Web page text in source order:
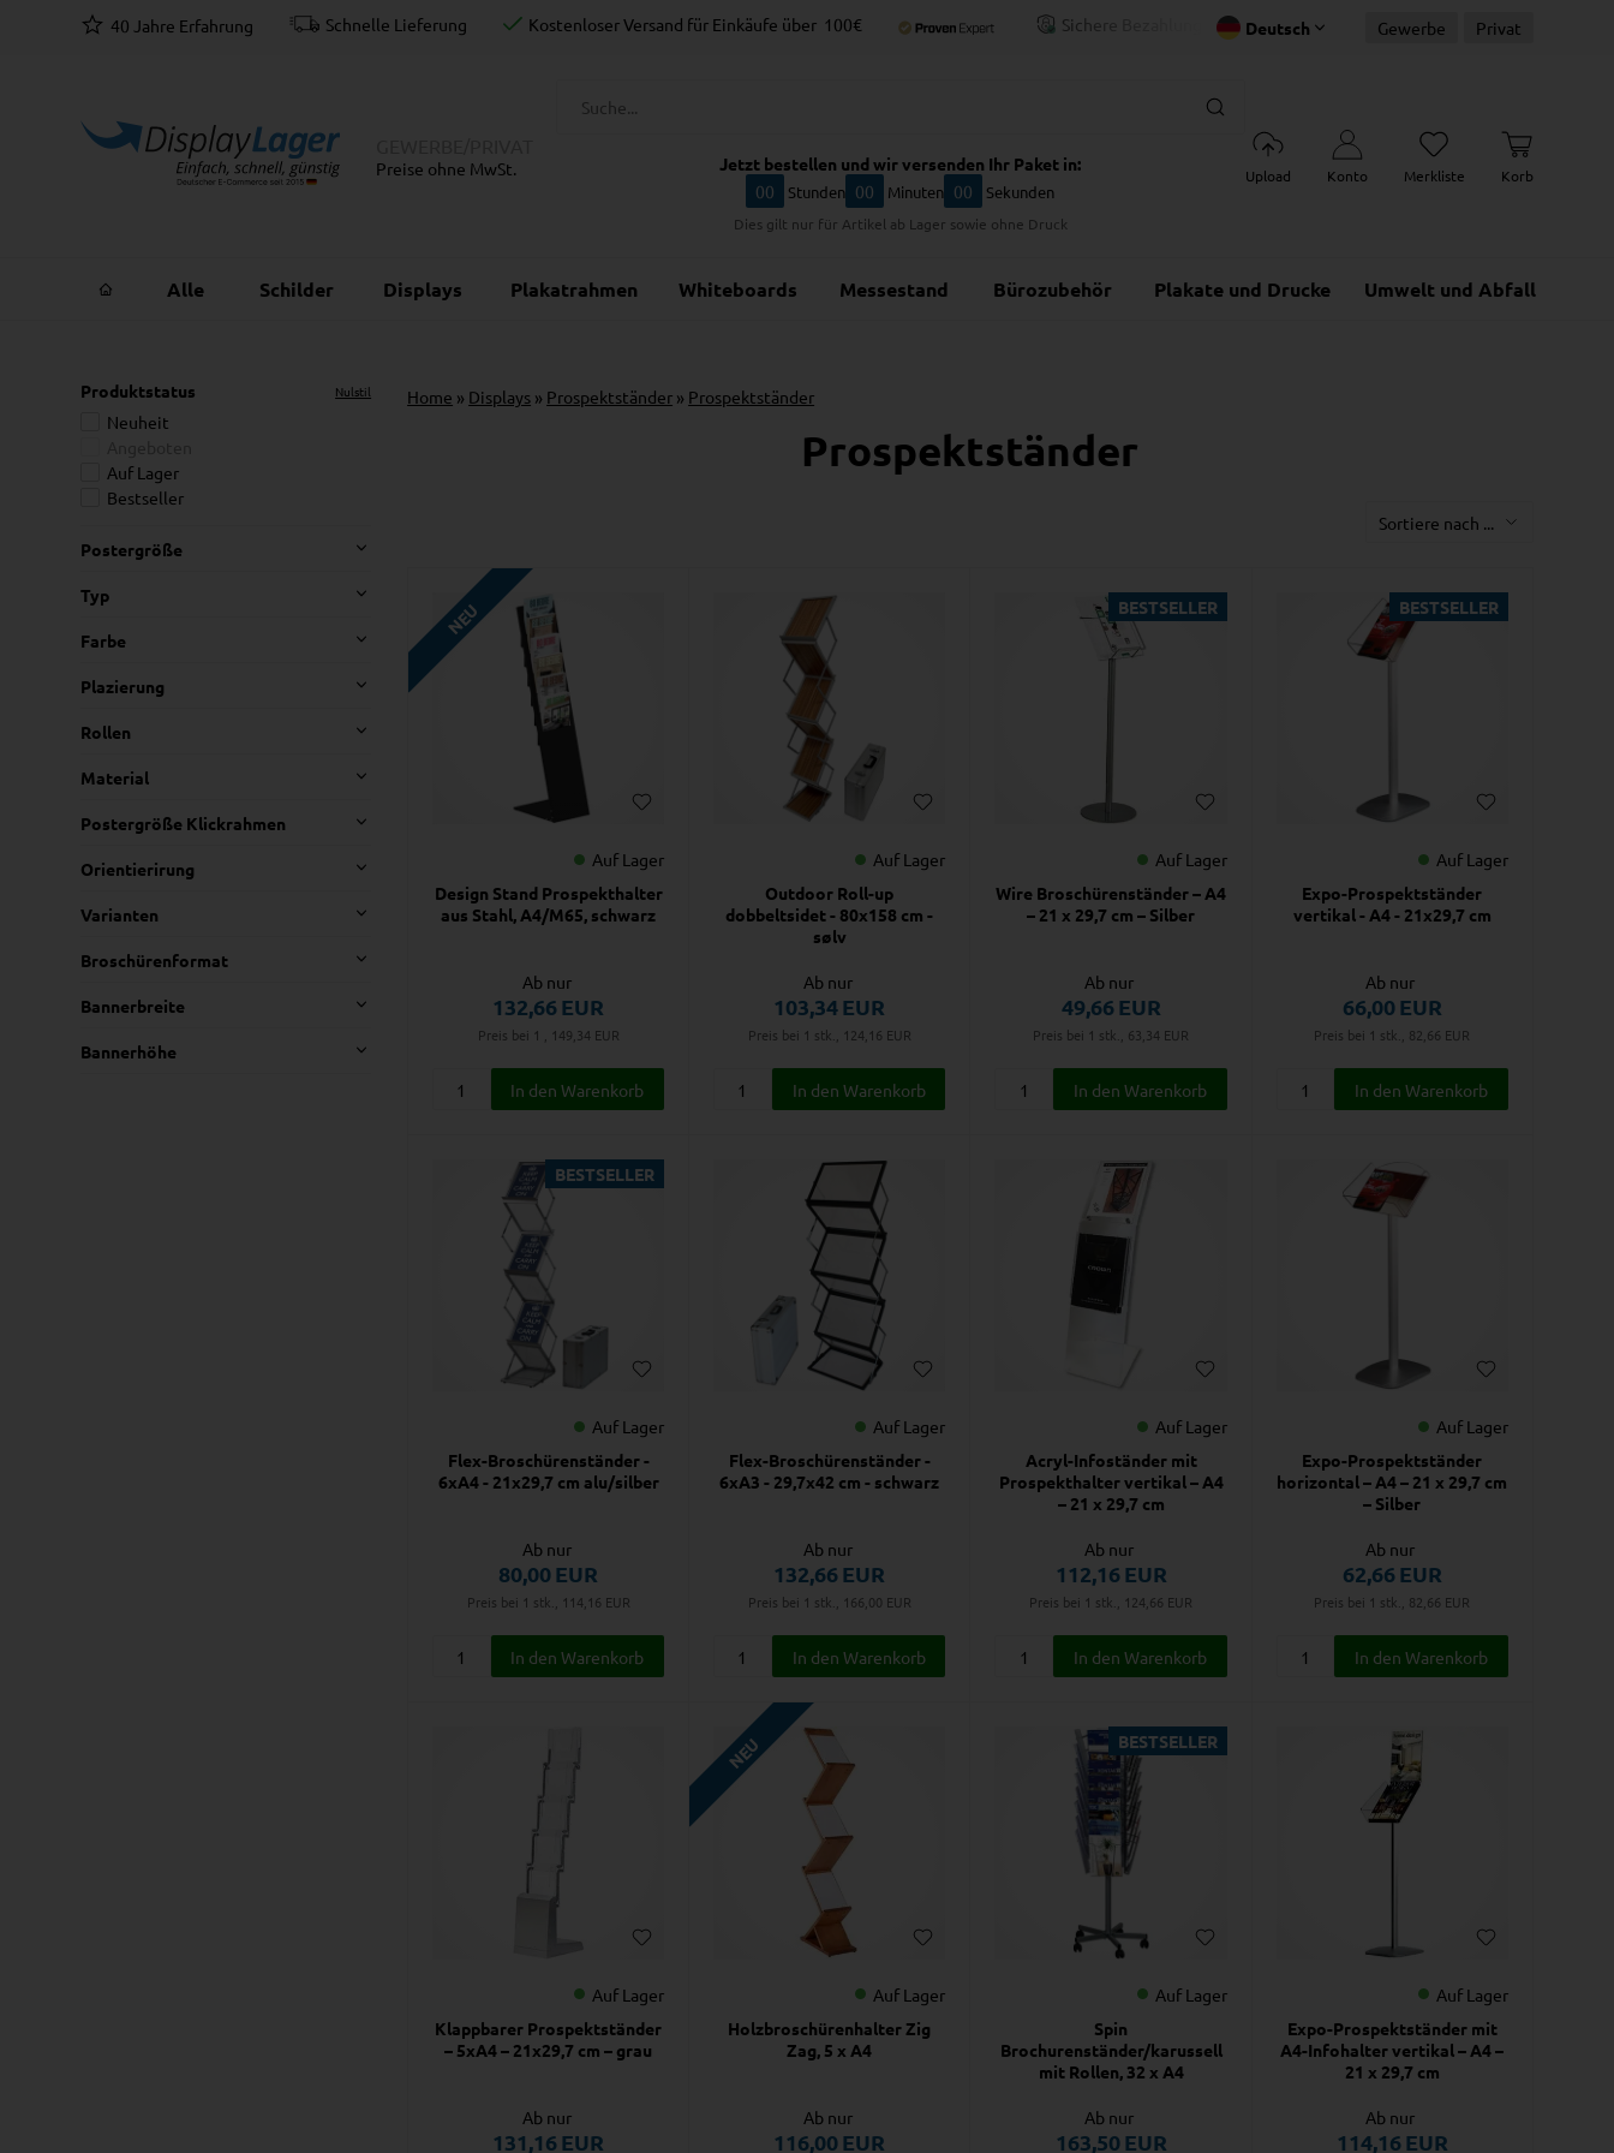
40 Jahre Erfahrung Schnelle Lieferung Kostenloser Versand für Einkäufe über 100€ Sichere Bezahlung 40 Jahre Erfahrung Schnelle
Deutsch Gewerbe Privat
Preise ohne MwSt.
Jetzt bestellen und wir versenden Ihr Paket in:
00
Stunden 00 Minuten 00 Sekunden
Dies gilt nur für Artikel ab Lager sowie ohne Druck
Upload Konto Merkliste Korb
Alle Schilder Displays Plakatrahmen Whiteboards Messestand Bürozubehör Plakate und Drucke Umwelt und Abfall
Produktstatus Nulstil
Neuheit
Auf Lager
Bestseller
Postergröße
Typ
Farbe
Plazierung
Rollen
Material
Postergröße Klickrahmen
Orientierirung
Varianten
Broschürenformat
Bannerbreite
Bannerhöhe
Home » Displays » Prospektständer » Prospektständer
Prospektständer
NEU
Auf Lager
Design Stand Prospekthalter
aus Stahl, A4/M65, schwarz
Ab nur
132,66EUR
Preis bei 1 , 149,34 EUR
Auf Lager
Outdoor Roll-up
dobbeltsidet - 80x158 cm -
sølv
Ab nur
103,34EUR
Preis bei 1 stk., 124,16 EUR
BESTSELLER
Auf Lager
Wire Broschürenständer – A4
– 21 x 29,7 cm – Silber
Ab nur
49,66EUR
Preis bei 1 stk., 63,34 EUR
BESTSELLER
Auf Lager
Expo-Prospektständer
vertikal - A4 - 21x29,7 cm
Ab nur
66,00EUR
Preis bei 1 stk., 82,66 EUR
BESTSELLER
Auf Lager
Flex-Broschürenständer -
6xA4 - 21x29,7 cm alu/silber
Ab nur
80,00EUR
Preis bei 1 stk., 114,16 EUR
Auf Lager
Flex-Broschürenständer -
6xA3 - 29,7x42 cm - schwarz
Ab nur
132,66EUR
Preis bei 1 stk., 166,00 EUR
Auf Lager
Acryl-Infoständer mit
Prospekthalter vertikal – A4
– 21 x 29,7 cm
Ab nur
112,16EUR
Preis bei 1 stk., 124,66 EUR
Auf Lager
Expo-Prospektständer
horizontal – A4 – 21 x 29,7 cm
– Silber
Ab nur
62,66EUR
Preis bei 1 stk., 82,66 EUR
Auf Lager
Klappbarer Prospektständer
– 5xA4 – 21x29,7 cm – grau
Ab nur
131,16EUR
NEU
Auf Lager
Holzbroschürenhalter Zig
Zag, 5 x A4
Ab nur
116,00EUR
BESTSELLER
Auf Lager
Spin
Brochurenständer/karussell
mit Rollen, 32 x A4
Ab nur
163,50EUR
Auf Lager
Expo-Prospektständer mit
A4-Infohalter vertikal – A4 –
21 x 29,7 cm
Ab nur
114,16EUR